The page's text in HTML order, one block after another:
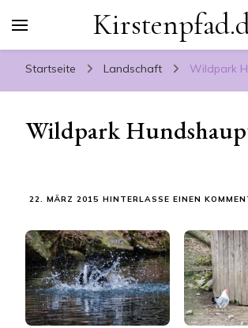
Startseite Landschaft Wildpark
Wildpark
22. MÄRZ 2015 HINTERLASSE EINEN